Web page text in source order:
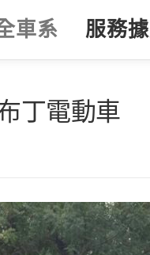
車系 服務
丁電動車